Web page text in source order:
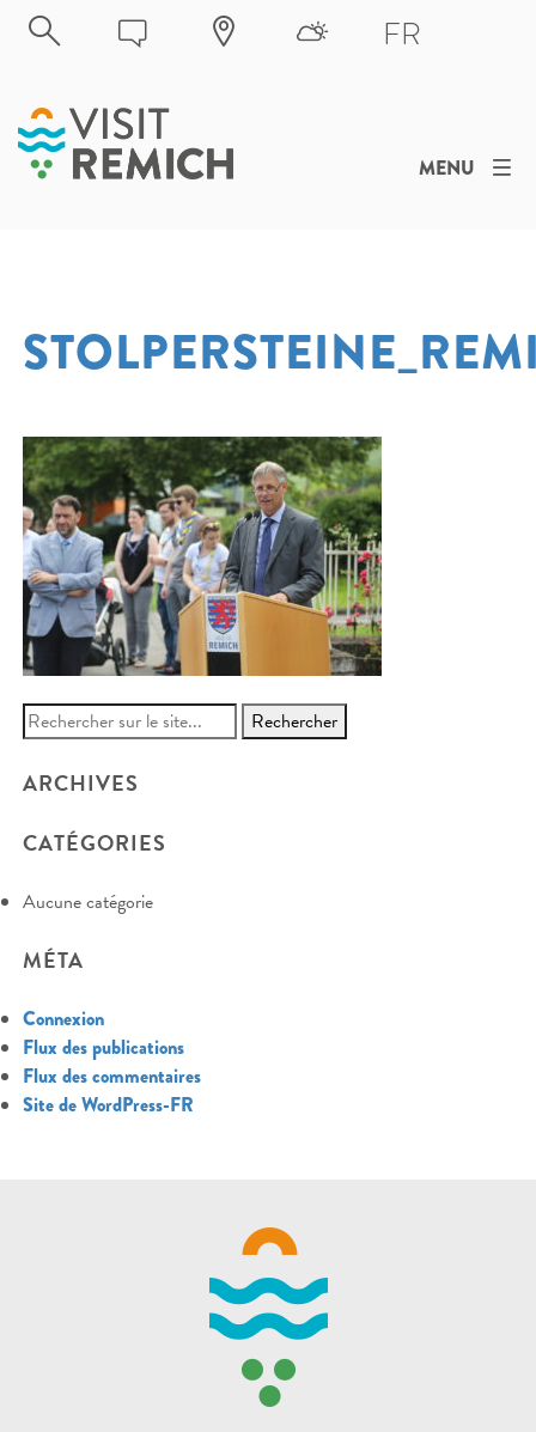
Skip to main content FR
MENU
Search
for:
ARCHIVES
CATÉGORIES
Aucune catégorie
MÉTA
Connexion
Flux des publications
Flux des commentaires
Site de WordPress-FR